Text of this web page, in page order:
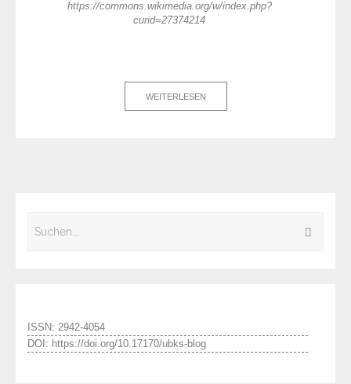
https://commons.wikimedia.org/w/index.php?
curid=27374214
WEITERLESEN
ISSN: 2942-4054
DOI: https://doi.org/10.17170/ubks-blog